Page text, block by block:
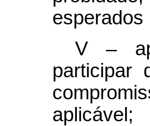
esperados
V –
participar
aplicável;